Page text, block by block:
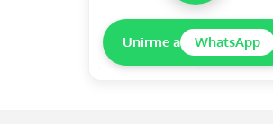
Unirme a WhatsApp